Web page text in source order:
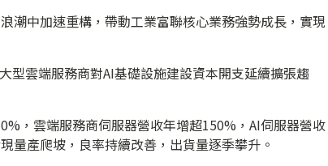
潮中加速重構，帶動工業富聯核心業務強勢成長，實現
型雲端服務商對AI基礎設施建設資本開支延續擴張趨
，雲端服務商伺服器營收年增超150%，AI伺服器營收
量產爬坡，良率持續改善，出貨量逐季攀升。